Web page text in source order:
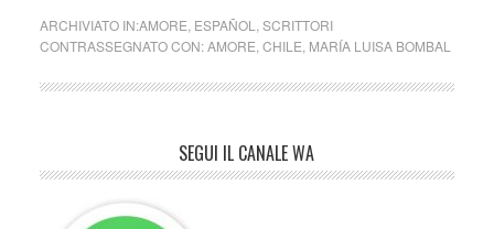
ARCHIVIATO IN:AMORE ESPAÑOL
SCRITTORI
CONTRASSEGNATO CON:AMORE CHILE MARÍA LUISA BOMBAL
SEGUI IL CANALE WA